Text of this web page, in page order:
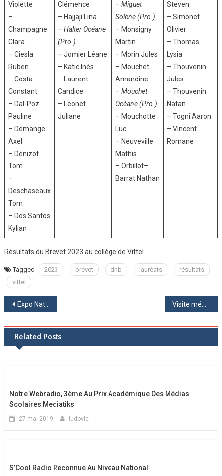
Violette
–
Champagne
Clara
– Ciesla
Ruben
– Costa
Constant
– Dal-Poz
Pauline
– Demange
Axel
– Denizot
Tom
–
Deschaseaux
Tom
– Dos Santos
Kylian
Clémence
– Hajjaji Lina
– Halter Océane
(Pro.)
– Jomier Léane
– Katic Inès
– Laurent
Candice
– Leonet
Juliane
– Miguet
Solène (Pro.)
– Monsigny
Martin
– Morin Jules
– Mouchet
Amandine
– Mouchet
Océane (Pro.)
– Mouchotte
Luc
– Neuveville
Mathis
– Orbillot–
Barrat Nathan
Steven
– Simonet
Olivier
– Thomas
Lysia
– Thouvenin
Jules
– Thouvenin
Natan
– Togni Aaron
– Vincent
Romane
Résultats du Brevet 2023 au collège de Vittel
Tagged 2023 brevet dnb lauréats
résultats
vittel
Navigation
de
l’article
Expo Nature avec le photographe A. Calin Visite mémorielle sur les sites de la bataille de Verdun des élèves de 3ème
Related Posts
Notre Webradio, 3ème Au Prix Académique Des Médias
Scolaires Mediatiks
27 mai 2019 ludovic
S’Cool Radio Reconnue Au Niveau National